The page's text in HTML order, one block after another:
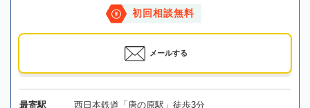
初回相談無料
メールする
最寄駅 西日本鉄道「唐の原駅」徒歩3分